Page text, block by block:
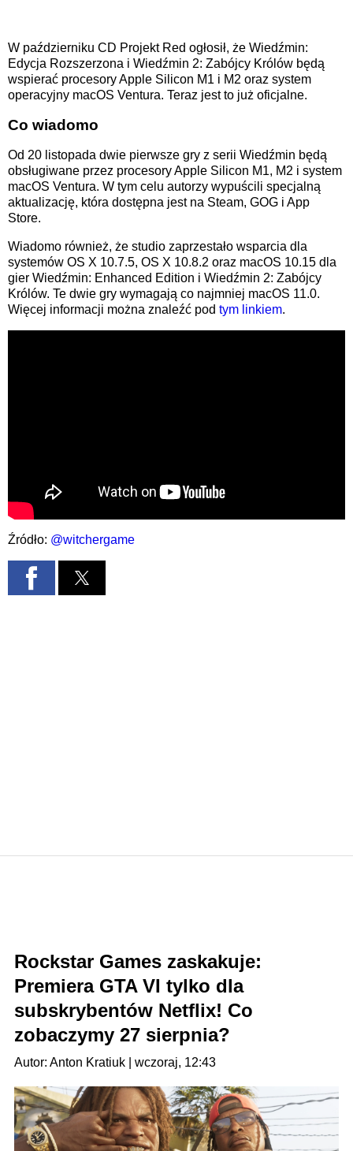
W październiku CD Projekt Red ogłosił, że Wiedźmin:
Edycja Rozszerzona i Wiedźmin 2: Zabójcy Królów będą
wspierać procesory Apple Silicon M1 i M2 oraz system
operacyjny macOS Ventura. Teraz jest to już oficjalne.
Co wiadomo
Od 20 listopada dwie pierwsze gry z serii Wiedźmin będą
obsługiwane przez procesory Apple Silicon M1, M2 i system
macOS Ventura. W tym celu autorzy wypuścili specjalną
aktualizację, która dostępna jest na Steam, GOG i App
Store.
Wiadomo również, że studio zaprzestało wsparcia dla
systemów OS X 10.7.5, OS X 10.8.2 oraz macOS 10.15 dla
gier Wiedźmin: Enhanced Edition i Wiedźmin 2: Zabójcy
Królów. Te dwie gry wymagają co najmniej macOS 11.0.
Więcej informacji można znaleźć pod tym linkiem.
Źródło: @witchergame